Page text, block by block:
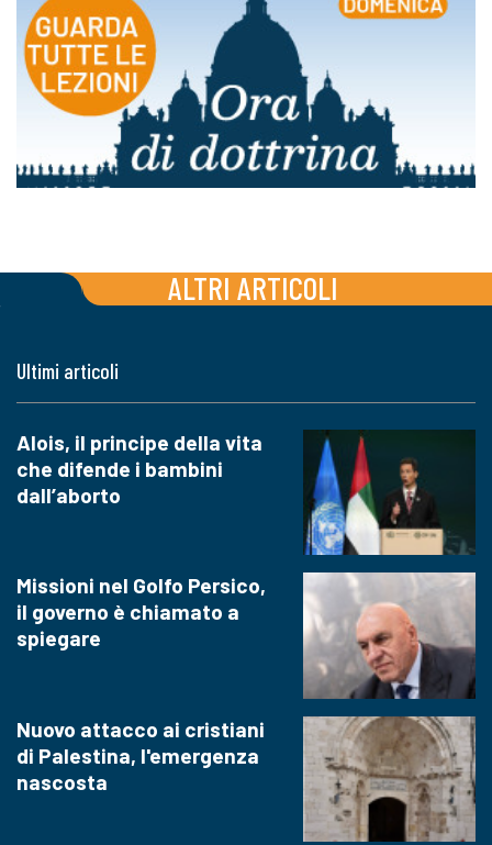
ALTRI ARTICOLI
Ultimi articoli
Alois, il principe della vita
che difende i bambini
dall’aborto
Missioni nel Golfo Persico,
il governo è chiamato a
spiegare
Nuovo attacco ai cristiani
di Palestina, l'emergenza
nascosta